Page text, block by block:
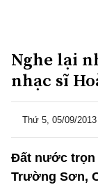
Nghe lại
nhạc sĩ
Thứ 5, 05/09/
Đất nước trọn
Trường Sơn,